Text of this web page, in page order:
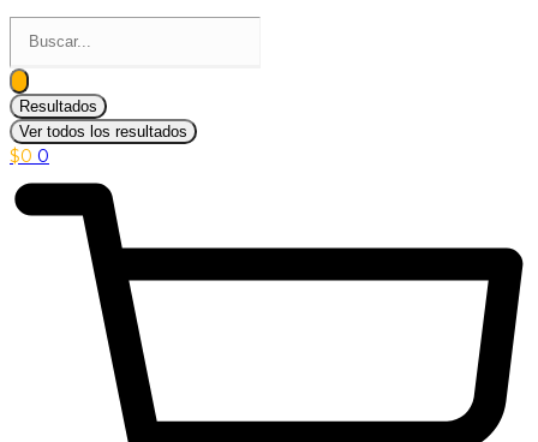
Resultados
Ver todos los resultados
$0 0